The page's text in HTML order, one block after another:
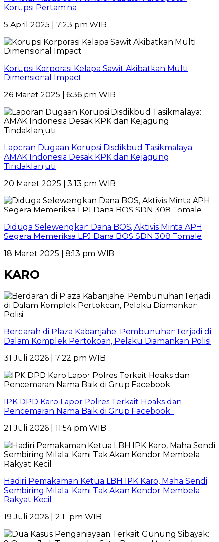
Korupsi Pertamina
5 April 2025 | 7:23 pm WIB
Korupsi Korporasi Kelapa Sawit Akibatkan Multi
Dimensional Impact
26 Maret 2025 | 6:36 pm WIB
Laporan Dugaan Korupsi Disdikbud Tasikmalaya:
AMAK Indonesia Desak KPK dan Kejagung
Tindaklanjuti
20 Maret 2025 | 3:13 pm WIB
Diduga Selewengkan Dana BOS, Aktivis Minta APH
Segera Memeriksa LPJ Dana BOS SDN 308 Tomale
18 Maret 2025 | 8:13 pm WIB
KARO
Berdarah di Plaza Kabanjahe: PembunuhanTerjadi di
Dalam Komplek Pertokoan, Pelaku Diamankan Polisi
31 Juli 2026 | 7:22 pm WIB
IPK DPD Karo Lapor Polres Terkait Hoaks dan
Pencemaran Nama Baik di Grup Facebook
21 Juli 2026 | 11:54 pm WIB
Hadiri Pemakaman Ketua LBH IPK Karo, Maha Sendi
Sembiring Milala: Kami Tak Akan Kendor Membela
Rakyat Kecil
19 Juli 2026 | 2:11 pm WIB